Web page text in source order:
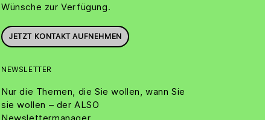
Wünsche zur Verfügung.
JETZT KONTAKT AUFNEHMEN
NEWSLETTER
Nur die Themen, die Sie wollen, wann Sie
sie wollen – der ALSO